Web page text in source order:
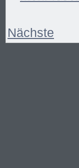
Nächste